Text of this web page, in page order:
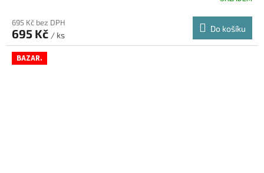
695 Kč bez DPH
695 Kč / ks
Do košíku
BAZAR.